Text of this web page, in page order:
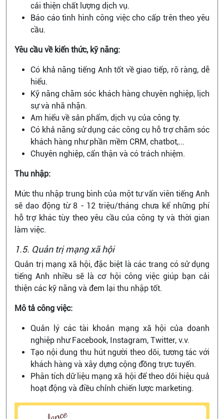
cải thiện chất lượng dịch vụ.
Báo cáo tình hình công việc cho cấp trên theo yêu
cầu.
Yêu cầu về kiến thức, kỹ năng:
Có khả năng tiếng Anh tốt về giao tiếp, rõ ràng, dễ
hiểu.
Kỹ năng chăm sóc khách hàng chuyên nghiệp, lịch
sự và nhã nhặn.
Am hiểu về sản phẩm, dịch vụ của công ty.
Có khả năng sử dụng các công cụ hỗ trợ chăm sóc
khách hàng như phần mềm CRM, chatbot,...
Chuyên nghiệp, cẩn thận và có trách nhiệm.
Thu nhập:
Mức thu nhập trung bình của một tư vấn viên tiếng Anh
sẽ dao động từ 8 - 12 triệu/tháng chưa kể những phí
hỗ trợ khác tùy theo yêu cầu của công ty và thời gian
làm việc.
1.5. Quản trị mạng xã hội
Quản trị mạng xã hội, đặc biệt là các trang có sử dụng
tiếng Anh nhiều sẽ là cơ hội công việc giúp bạn cải
thiện các kỹ năng và đem lại thu nhập tốt.
Mô tả công việc:
Quản lý các tài khoản mạng xã hội của doanh
nghiệp như Facebook, Instagram, Twitter, v.v.
Tạo nội dung thu hút người theo dõi, tương tác với
khách hàng và xây dựng cộng đồng trực tuyến.
Phân tích dữ liệu mạng xã hội để theo dõi hiệu quả
hoạt động và điều chỉnh chiến lược marketing.